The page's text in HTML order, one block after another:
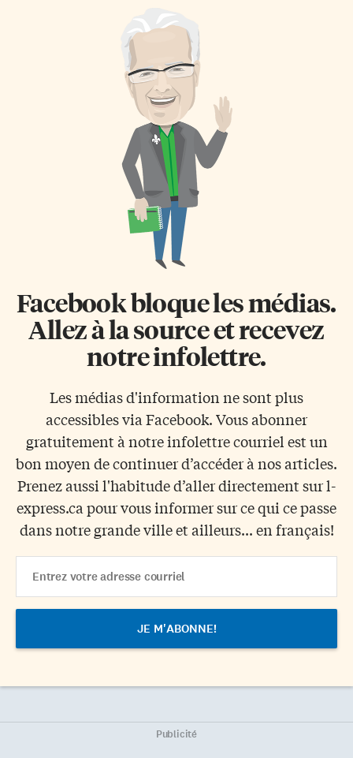
Facebook bloque les médias.
Allez à la source et recevez
notre infolettre.
Les médias d'information ne sont plus
accessibles via Facebook. Vous abonner
gratuitement à notre infolettre courriel est un
bon moyen de continuer d’accéder à nos articles.
Prenez aussi l'habitude d’aller directement sur l-
express.ca pour vous informer sur ce qui ce passe
dans notre grande ville et ailleurs... en français!
Address
Publicité